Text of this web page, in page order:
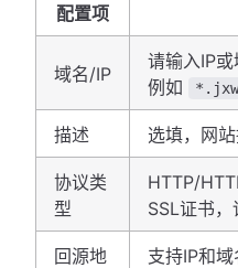
配置项
域名/IP
请输入IP或
例如
描述 选填，网
协议类
型
HTTP/
SSL证书，
回源地
支持IP和